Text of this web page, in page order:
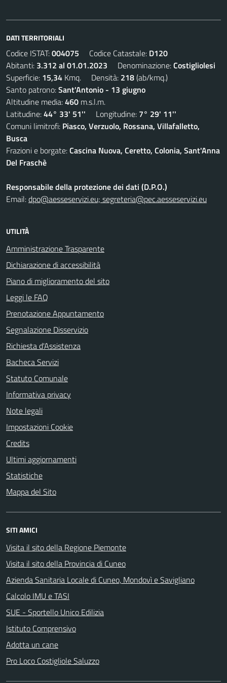
DATI TERRITORIALI
Codice ISTAT:004075 Codice Catastale: D120
Abitanti: 3.312 al 01.01.2023 Denominazione:Costigliolesi
Superficie: 15,34 Kmq. Densità: 218(ab/kmq.)
Santo patrono:Sant'Antonio - 13 giugno
Altitudine media:460 m.s.l.m.
Latitudine:44° 33' 51'' Longitudine: 7° 29' 11''
Comuni limitrofi: Piasco, Verzuolo, Rossana, Villafalletto,
Busca
Frazioni e borgate:Cascina Nuova, Ceretto, Colonia, Sant'Anna
Del Fraschè
Responsabile della protezione dei dati (D.P.O.)
Email:dpo@aesseservizi.eu; segreteria@pec.aesseservizi.eu
UTILITÀ
Amministrazione Trasparente
Dichiarazione di accessibilità
Piano di miglioramento del sito
Leggi le FAQ
Prenotazione Appuntamento
Segnalazione Disservizio
Richiesta d'Assistenza
Bacheca Servizi
Statuto Comunale
Informativa privacy
Note legali
Impostazioni Cookie
Credits
Ultimi aggiornamenti
Statistiche
Mappa del Sito
SITI AMICI
Visita il sito della Regione Piemonte
Visita il sito della Provincia di Cuneo
Azienda Sanitaria Locale di Cuneo, Mondovì e Savigliano
Calcolo IMU e TASI
SUE - Sportello Unico Edilizia
Istituto Comprensivo
Adotta un cane
Pro Loco Costigliole Saluzzo